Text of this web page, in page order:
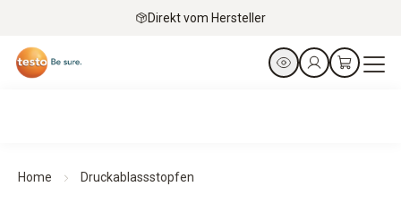
Direkt vom Hersteller
Home Druckablassstopfen